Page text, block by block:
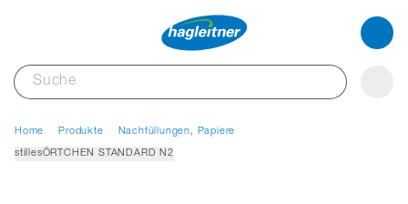
Home Produkte Nachfüllungen, Papiere
stillesÖRTCHEN STANDARD N2